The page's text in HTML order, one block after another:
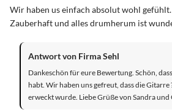
Wir haben us einfach absolut wohl
Zauberhaft und alles drumherum ist
Antwort von Firma Sehl
Dankeschön für eure Bewertung. Schön,
habt. Wir haben uns gefreut, dass die Gitarre
erweckt wurde. Liebe Grüße von Sandra und